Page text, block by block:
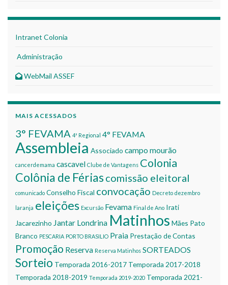
Intranet Colonia
Administração
WebMail ASSEF
MAIS ACESSADOS
3° FEVAMA 4ª Regional 4° FEVAMA
Assembleia Associado campo mourão
cancerdemama cascavel Clube de Vantagens Colonia
Colônia de Fériascomissão eleitoral
comunicado Conselho Fiscal convocação Decreto dezembro
laranja eleições Excursão Fevama Final de Ano Irati
Jacarezinho Jantar Londrina Matinhos Mães Pato
Branco PESCARIA PORTO BRASILIO Praia Prestação de Contas
Promoção Reserva Reserva Matinhos SORTEADOS
Sorteio Temporada 2016-2017 Temporada 2017-2018
Temporada 2018-2019 Temporada 2019-2020 Temporada 2021-